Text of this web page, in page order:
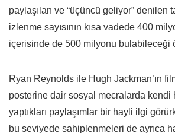
paylaşılan ve “üçüncü geliyor” denilen
izlenme sayısının kısa vadede 400
içerisinde de 500 milyonu bulabileceği
Ryan Reynolds ile Hugh Jackman’ın
posterine dair sosyal mecralarda kendi
yaptıkları paylaşımlar bir hayli ilgi
bu seviyede sahiplenmeleri de ayrıca